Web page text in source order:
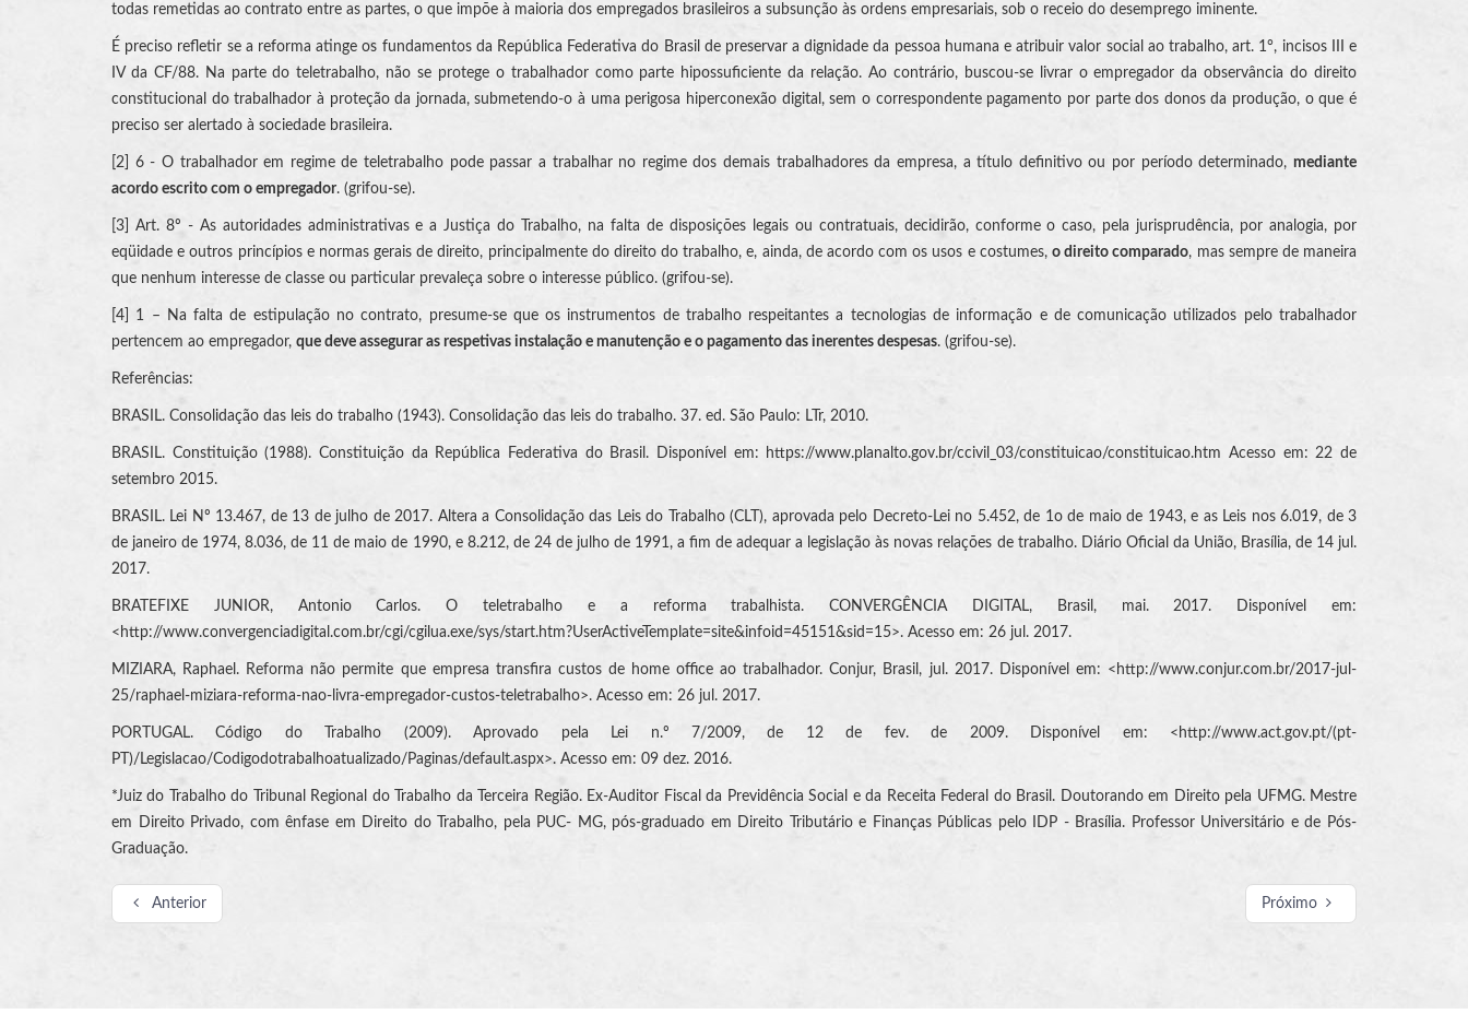
todas remetidas ao contrato entre as partes, o que impõe à maioria dos empregados brasileiros a subsunção às ordens empresariais, sob o receio do desemprego iminente.
É preciso refletir se a reforma atinge os fundamentos da República Federativa do Brasil de preservar a dignidade da pessoa humana e atribuir valor social ao trabalho, art. 1°, incisos III e
IV da CF/88. Na parte do teletrabalho, não se protege o trabalhador como parte hipossuficiente da relação. Ao contrário, buscou-se livrar o empregador da observância do direito
constitucional do trabalhador à proteção da jornada, submetendo-o à uma perigosa hiperconexão digital, sem o correspondente pagamento por parte dos donos da produção, o que é
preciso ser alertado à sociedade brasileira.
[2] 6 - O trabalhador em regime de teletrabalho pode passar a trabalhar no regime dos demais trabalhadores da empresa, a título definitivo ou por período determinado, mediante
acordo escrito com o empregador. (grifou-se).
[3] Art. 8º - As autoridades administrativas e a Justiça do Trabalho, na falta de disposições legais ou contratuais, decidirão, conforme o caso, pela jurisprudência, por analogia, por
eqüidade e outros princípios e normas gerais de direito, principalmente do direito do trabalho, e, ainda, de acordo com os usos e costumes, o direito comparado, mas sempre de maneira
que nenhum interesse de classe ou particular prevaleça sobre o interesse público. (grifou-se).
[4] 1 – Na falta de estipulação no contrato, presume-se que os instrumentos de trabalho respeitantes a tecnologias de informação e de comunicação utilizados pelo trabalhador
pertencem ao empregador, que deve assegurar as respetivas instalação e manutenção e o pagamento das inerentes despesas. (grifou-se).
Referências:
BRASIL. Consolidação das leis do trabalho (1943). Consolidação das leis do trabalho. 37. ed. São Paulo: LTr, 2010.
BRASIL. Constituição (1988). Constituição da República Federativa do Brasil. Disponível em: https://www.planalto.gov.br/ccivil_03/constituicao/constituicao.htm Acesso em: 22 de
setembro 2015.
BRASIL. Lei Nº 13.467, de 13 de julho de 2017. Altera a Consolidação das Leis do Trabalho (CLT), aprovada pelo Decreto-Lei no 5.452, de 1o de maio de 1943, e as Leis nos 6.019, de 3
de janeiro de 1974, 8.036, de 11 de maio de 1990, e 8.212, de 24 de julho de 1991, a fim de adequar a legislação às novas relações de trabalho. Diário Oficial da União, Brasília, de 14 jul.
2017.
BRATEFIXE JUNIOR, Antonio Carlos. O teletrabalho e a reforma trabalhista. CONVERGÊNCIA DIGITAL, Brasil, mai. 2017. Disponível em:
<http://www.convergenciadigital.com.br/cgi/cgilua.exe/sys/start.htm?UserActiveTemplate=site&infoid=45151&sid=15>. Acesso em: 26 jul. 2017.
MIZIARA, Raphael. Reforma não permite que empresa transfira custos de home office ao trabalhador. Conjur, Brasil, jul. 2017. Disponível em: <http://www.conjur.com.br/2017-jul-
25/raphael-miziara-reforma-nao-livra-empregador-custos-teletrabalho>. Acesso em: 26 jul. 2017.
PORTUGAL. Código do Trabalho (2009). Aprovado pela Lei n.º 7/2009, de 12 de fev. de 2009. Disponível em: <http://www.act.gov.pt/(pt-
PT)/Legislacao/Codigodotrabalhoatualizado/Paginas/default.aspx>. Acesso em: 09 dez. 2016.
*Juiz do Trabalho do Tribunal Regional do Trabalho da Terceira Região. Ex-Auditor Fiscal da Previdência Social e da Receita Federal do Brasil. Doutorando em Direito pela UFMG. Mestre
em Direito Privado, com ênfase em Direito do Trabalho, pela PUC- MG, pós-graduado em Direito Tributário e Finanças Públicas pelo IDP - Brasília. Professor Universitário e de Pós-
Graduação.
Anterior Próximo